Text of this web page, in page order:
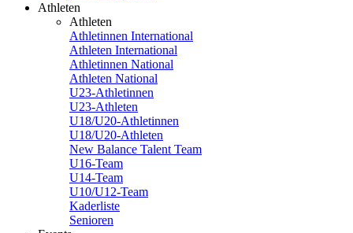
Athleten
Athleten
Athletinnen International
Athleten International
Athletinnen National
Athleten National
U23-Athletinnen
U23-Athleten
U18/U20-Athletinnen
U18/U20-Athleten
New Balance Talent Team
U16-Team
U14-Team
U10/U12-Team
Kaderliste
Senioren